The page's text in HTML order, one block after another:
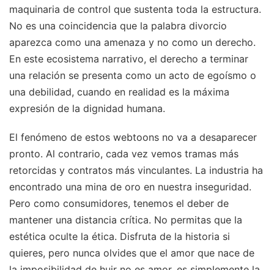
maquinaria de control que sustenta toda la estructura.
No es una coincidencia que la palabra divorcio
aparezca como una amenaza y no como un derecho.
En este ecosistema narrativo, el derecho a terminar
una relación se presenta como un acto de egoísmo o
una debilidad, cuando en realidad es la máxima
expresión de la dignidad humana.
El fenómeno de estos webtoons no va a desaparecer
pronto. Al contrario, cada vez vemos tramas más
retorcidas y contratos más vinculantes. La industria ha
encontrado una mina de oro en nuestra inseguridad.
Pero como consumidores, tenemos el deber de
mantener una distancia crítica. No permitas que la
estética oculte la ética. Disfruta de la historia si
quieres, pero nunca olvides que el amor que nace de